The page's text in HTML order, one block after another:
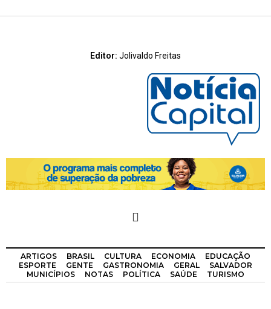
Editor: Jolivaldo Freitas
ARTIGOS BRASIL CULTURA ECONOMIA
EDUCAÇÃO
ESPORTE
GENTE GASTRONOMIA GERAL
SALVADOR
MUNICÍPIOS
NOTAS POLÍTICA SAÚDE TURISMO